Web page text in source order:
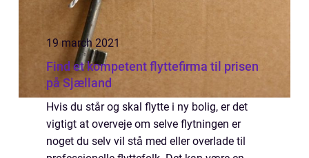
19 march 2021
Find et kompetent flyttefirma til prisen
på Sjælland
Hvis du står og skal flytte i ny bolig, er det
vigtigt at overveje om selve flytningen er
noget du selv vil stå med eller overlade til